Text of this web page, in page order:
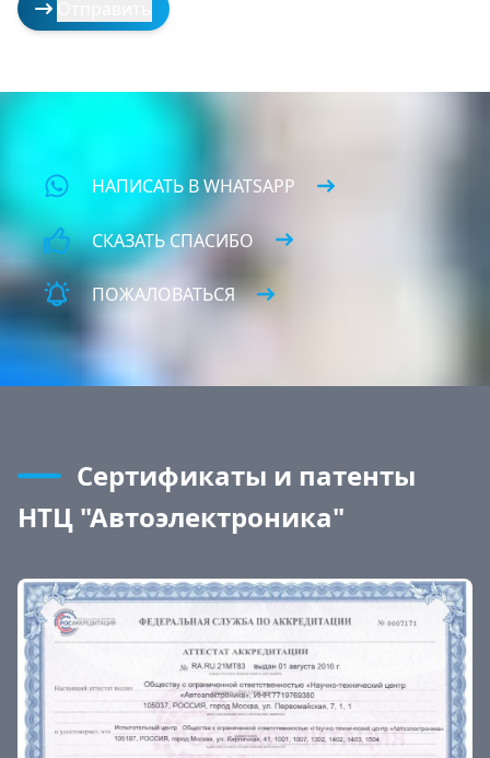
НАПИСАТЬ В WHATSAPP
СКАЗАТЬ СПАСИБО
ПОЖАЛОВАТЬСЯ
Сертификаты и патенты
НТЦ "Автоэлектроника"